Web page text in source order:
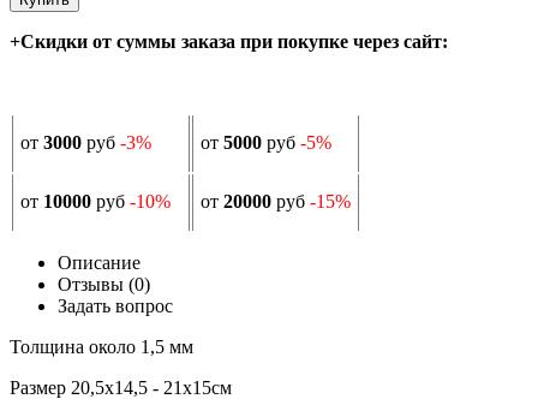
+Скидки от суммы заказа при покупке через сайт:
от 3000 руб -3% от 5000 руб -5%
от 10000 руб -10% от 20000 руб -15%
Описание
Отзывы (0)
Задать вопрос
Толщина около 1,5 мм
Размер 20,5х14,5 - 21х15см